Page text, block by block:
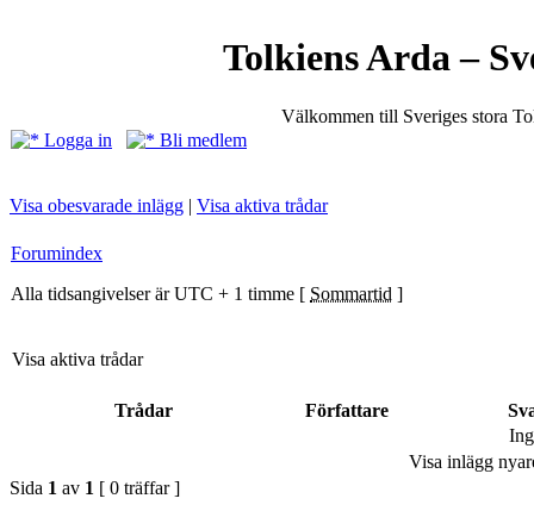
Tolkiens Arda –
Välkommen till Sveriges stora
Logga in
Bli medlem
Visa obesvarade inlägg | Visa aktiva trådar
Forumindex
Alla tidsangivelser är UTC + 1 timme [ Sommartid ]
Visa aktiva trådar
Trådar Författare
Visa inlägg
Sida 1 av 1 [ 0 träffar ]